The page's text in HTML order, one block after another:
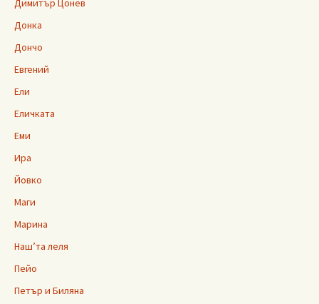
Димитър Цонев
Донка
Дончо
Евгений
Ели
Еличката
Еми
Ира
Йовко
Маги
Марина
Наш’та леля
Пейо
Петър и Биляна